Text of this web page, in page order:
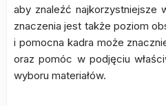
aby znaleźć najkorzystniejsze
znaczenia jest także poziom
i pomocna kadra może
oraz pomóc w podjęciu
wyboru materiałów.